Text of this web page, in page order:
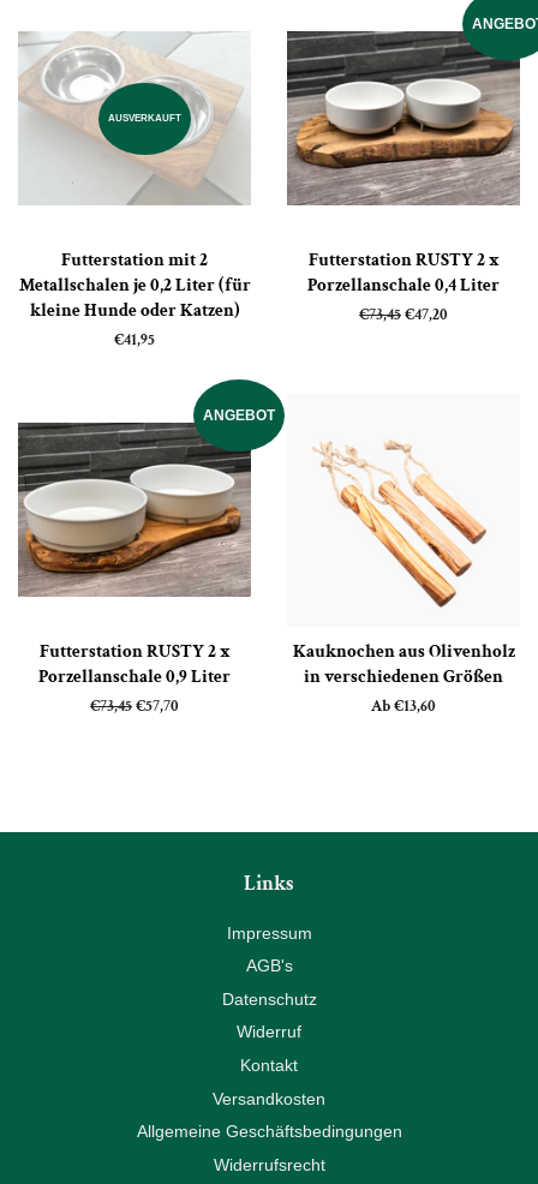
AUSVERKAUFT
Futterstation mit 2
Metallschalen je 0,2 Liter (für
kleine Hunde oder Katzen)
Normaler
€41,95
Futterstation RUSTY 2 x
Porzellanschale 0,4 Liter
Normaler
€73,45Sonderpreis
€47,20
ANGEBOT
Futterstation RUSTY 2 x
Porzellanschale 0,9 Liter
Normaler
€73,45Sonderpreis
€57,70
Kauknochen aus Olivenholz
in verschiedenen Größen
Ab €13,60
Links
Impressum
AGB's
Datenschutz
Widerruf
Kontakt
Versandkosten
Allgemeine Geschäftsbedingungen
Widerrufsrecht